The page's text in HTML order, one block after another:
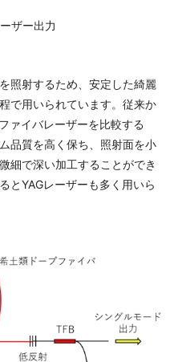
ザー出力
照射するため、安定した綺麗
で用いられています。従来か
ァイバレーザーを比較する
品質を高く保ち、照射面を小
細で深い加工することができ
とYAGレーザーも多く用いら